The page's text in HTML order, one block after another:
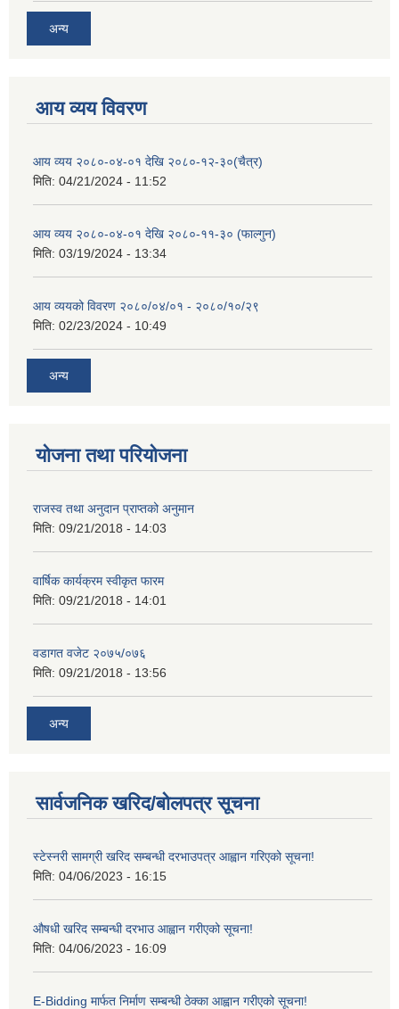
अन्य
आय व्यय विवरण
आय व्यय २०८०-०४-०१ देखि २०८०-१२-३०(चैत्र)
मिति: 04/21/2024 - 11:52
आय व्यय २०८०-०४-०१ देखि २०८०-११-३० (फाल्गुन)
मिति: 03/19/2024 - 13:34
आय व्ययको विवरण २०८०/०४/०१ - २०८०/१०/२९
मिति: 02/23/2024 - 10:49
अन्य
योजना तथा परियोजना
राजस्व तथा अनुदान प्राप्तको अनुमान
मिति: 09/21/2018 - 14:03
वार्षिक कार्यक्रम स्वीकृत फारम
मिति: 09/21/2018 - 14:01
वडागत वजेट २०७५/०७६
मिति: 09/21/2018 - 13:56
अन्य
सार्वजनिक खरिद/बोलपत्र सूचना
स्टेस्नरी सामग्री खरिद सम्बन्धी दरभाउपत्र आह्वान गरिएको सूचना!
मिति: 04/06/2023 - 16:15
औषधी खरिद सम्बन्धी दरभाउ आह्वान गरीएको सूचना!
मिति: 04/06/2023 - 16:09
E-Bidding मार्फत निर्माण सम्बन्धी ठेक्का आह्वान गरीएको सूचना!